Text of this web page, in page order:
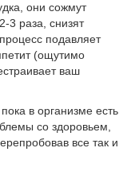
они сожмут
3 раза, снизят
подавляет
(ощутимо
ваш
в организме есть
со здоровьем,
все так и